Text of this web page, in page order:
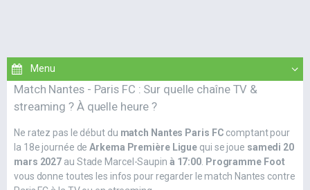
Match Nantes - Paris FC : Sur quelle chaîne TV &
streaming ? À quelle heure ?
Ne ratez pas le début du match Nantes Paris FC comptant pour
la 18e journée deArkema Première Ligue qui se joue samedi 20
mars 2027 au Stade Marcel-Saupin à 17:00 Programme Foot
vous donne toutes les infos pour regarder le match Nantes contre